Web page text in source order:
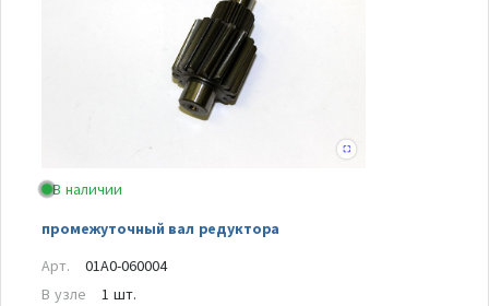
В наличии
промежуточный вал редуктора
Арт.
01A0-060004
В узле
1 шт.